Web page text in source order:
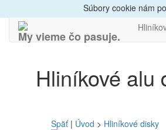
Dovoz do 24h
My vieme čo pasuje.
Hliníkové alu
Späť| Úvod > Hliníkové disky
Súbory cookie nám